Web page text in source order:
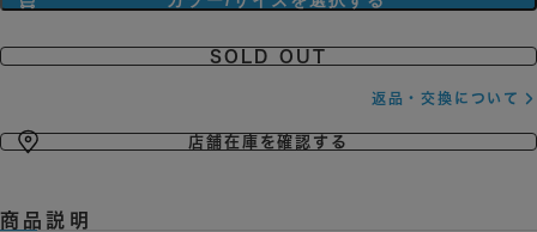
SOLD OUT
返品・交換について
店舗在庫を確認する
商品説明